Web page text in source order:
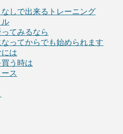
しで出来るトレーニング
ル
てみるなら
ってからでも始められます
は
う時は
ス